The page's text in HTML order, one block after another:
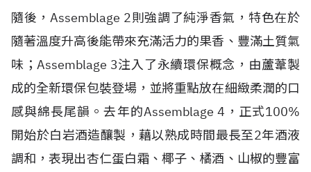
隨後，Assemblage 2則強調了純淨香氣，特色在於
隨著溫度升高後能帶來充滿活力的果香、豐滿土質氣
味；Assemblage 3注入了永續環保概念，由蘆葦製
成的全新環保包裝登場，並將重點放在細緻柔潤的口
感與綿長尾韻。去年的Assemblage 4，正式100%
開始於白岩酒造釀製，藉以熟成時間最長至2年酒液
調和，表現出杏仁蛋白霜、椰子、橘酒、山椒的豐富